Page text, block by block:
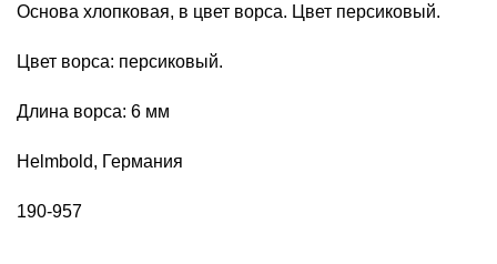
Основа хлопковая, в цвет ворса. Цвет персиковый.
Цвет ворса: персиковый.
Длина ворса: 6 мм
Helmbold, Германия
190-957